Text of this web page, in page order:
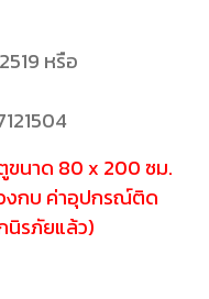
หรือ
ขนาด 80 x 200 ซม.
งกบ ค่าอุปกรณ์ติด
นิรภัยแล้ว)